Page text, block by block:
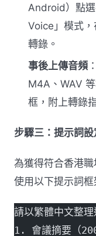
Android）點
Voice」模式
轉錄。
事後上傳音頻
M4A、WAV
框，附上轉錄
步驟三：提示詞設
為獲得符合香港
使用以下提示詞框
請以繁體中文整理
1. 會議摘要（